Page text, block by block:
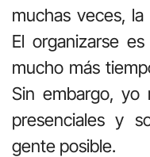
muchas veces,
El organizarse
mucho más
Sin embargo, yo
presenciales y
gente posible.